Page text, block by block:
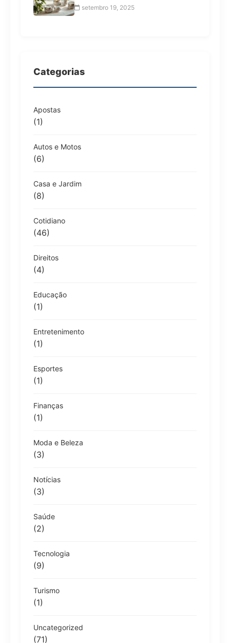
setembro 19, 2025
Categorias
Apostas
(1)
Autos e Motos
(6)
Casa e Jardim
(8)
Cotidiano
(46)
Direitos
(4)
Educação
(1)
Entretenimento
(1)
Esportes
(1)
Finanças
(1)
Moda e Beleza
(3)
Notícias
(3)
Saúde
(2)
Tecnologia
(9)
Turismo
(1)
Uncategorized
(71)